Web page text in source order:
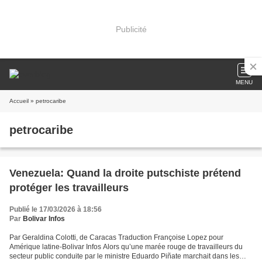
Publicité
MENU
Accueil » petrocaribe
petrocaribe
Venezuela: Quand la droite putschiste prétend
protéger les travailleurs
Publié le 17/03/2026 à 18:56
Par Bolivar Infos
Par Geraldina Colotti, de Caracas Traduction Françoise Lopez pour
Amérique latine-Bolivar Infos Alors qu’une marée rouge de travailleurs du
secteur public conduite par le ministre Eduardo Piñate marchait dans les